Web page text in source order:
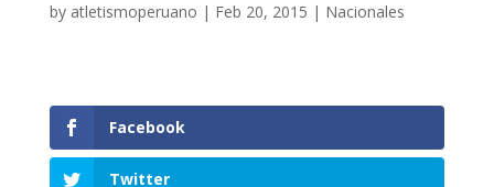
by atletismoperuano | Feb 20, 2015 | Nacionales
Facebook
Twitter